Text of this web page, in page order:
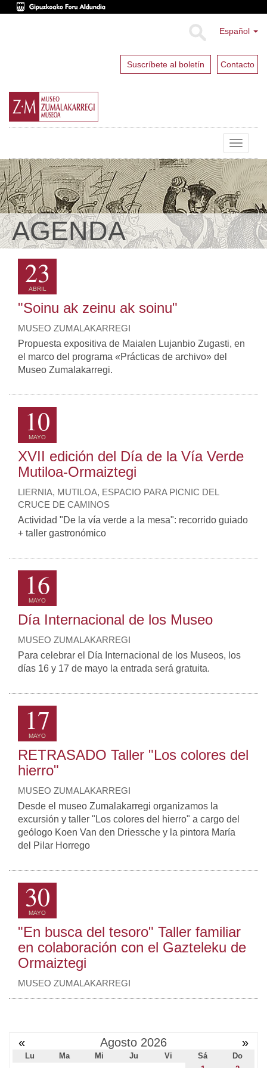
Español
Suscríbete al boletín Contacto
Toggle
AGENDA
23
ABRIL
"Soinu ak zeinu ak soinu"
MUSEO ZUMALAKARREGI
Propuesta expositiva de Maialen Lujanbio Zugasti, en
el marco del programa «Prácticas de archivo» del
Museo Zumalakarregi.
10
MAYO
XVII edición del Día de la Vía Verde
Mutiloa-Ormaiztegi
LIERNIA, MUTILOA, ESPACIO PARA PICNIC DEL
CRUCE DE CAMINOS
Actividad "De la vía verde a la mesa": recorrido guiado
+ taller gastronómico
16
MAYO
Día Internacional de los Museo
MUSEO ZUMALAKARREGI
Para celebrar el Día Internacional de los Museos, los
días 16 y 17 de mayo la entrada será gratuita.
17
MAYO
RETRASADO Taller "Los colores del
hierro"
MUSEO ZUMALAKARREGI
Desde el museo Zumalakarregi organizamos la
excursión y taller "Los colores del hierro" a cargo del
geólogo Koen Van den Driessche y la pintora María
del Pilar Horrego
30
MAYO
"En busca del tesoro" Taller familiar
en colaboración con el Gazteleku de
Ormaiztegi
MUSEO ZUMALAKARREGI
« Agosto 2026 »
Lu Ma Mi Ju Vi Sá
Do